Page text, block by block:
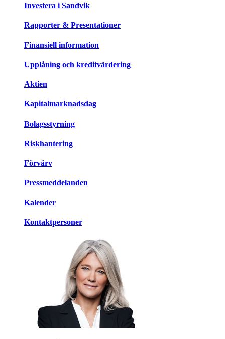
Investera i Sandvik
Rapporter & Presentationer
Finansiell information
Upplåning och kreditvärdering
Aktien
Kapitalmarknadsdag
Bolagsstyrning
Riskhantering
Förvärv
Pressmeddelanden
Kalender
Kontaktpersoner